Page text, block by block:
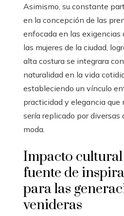
Asimismo, su constante
en la concepción de las
enfocada en las exigencias
las mujeres de la ciudad,
alta costura se integrara con
naturalidad en la vida
estableciendo un vínculo
practicidad y elegancia que
sería replicado por diversas
moda.
Impacto
fuente de
para las
venideras